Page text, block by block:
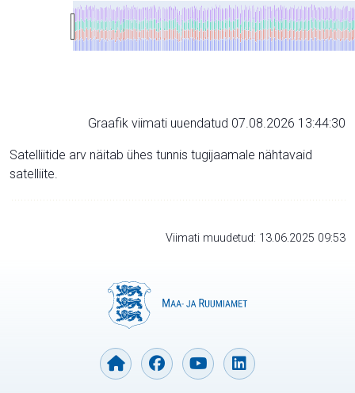
Graafik viimati uuendatud 07.08.2026 13:44:30
Satelliitide arv näitab ühes tunnis tugijaamale nähtavaid
satelliite.
Viimati muudetud: 13.06.2025 09:53